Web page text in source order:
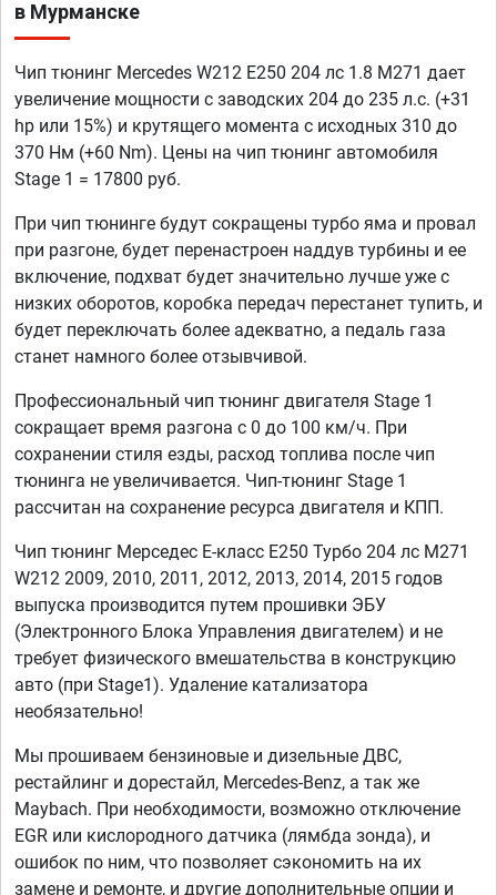
в Мурманске
Чип тюнинг Mercedes W212 E250 204 лс 1.8 M271 дает
увеличение мощности с заводских 204 до 235 л.с. (+31
hp или 15%) и крутящего момента с исходных 310 до
370 Нм (+60 Nm). Цены на чип тюнинг автомобиля
Stage 1 = 17800 руб.
При чип тюнинге будут сокращены турбо яма и провал
при разгоне, будет перенастроен наддув турбины и ее
включение, подхват будет значительно лучше уже с
низких оборотов, коробка передач перестанет тупить, и
будет переключать более адекватно, а педаль газа
станет намного более отзывчивой.
Профессиональный чип тюнинг двигателя Stage 1
сокращает время разгона с 0 до 100 км/ч. При
сохранении стиля езды, расход топлива после чип
тюнинга не увеличивается. Чип-тюнинг Stage 1
рассчитан на сохранение ресурса двигателя и КПП.
Чип тюнинг Мерседес Е-класс E250 Турбо 204 лс M271
W212 2009, 2010, 2011, 2012, 2013, 2014, 2015 годов
выпуска производится путем прошивки ЭБУ
(Электронного Блока Управления двигателем) и не
требует физического вмешательства в конструкцию
авто (при Stage1). Удаление катализатора
необязательно!
Мы прошиваем бензиновые и дизельные ДВС,
рестайлинг и дорестайл, Mercedes-Benz, а так же
Maybach. При необходимости, возможно отключение
EGR или кислородного датчика (лямбда зонда), и
ошибок по ним, что позволяет сэкономить на их
замене и ремонте, и другие дополнительные опции и